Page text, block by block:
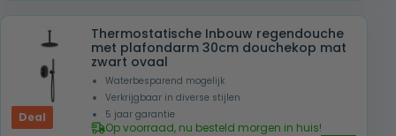
was:
€ 619,00.
is:
€ 369,00.
Thermostatische Inbouw regendouche
met plafondarm 30cm douchekop mat
zwart ovaal
Waterbesparend mogelijk
Verkrijgbaar in diverse stijlen
5 jaar garantie
Op voorraad, nu besteld morgen in huis!
Deal